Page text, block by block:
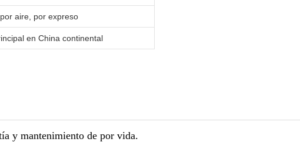
aire, por expreso
en China continental
y mantenimiento de por vida.